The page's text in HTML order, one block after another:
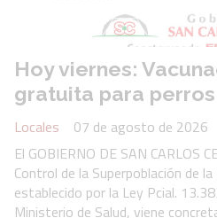
Hoy viernes:
gratuita para
Locales
07 de agosto de 2026
El GOBIERNO DE SAN CARLOS
Control de la Superpoblación de
establecido por la Ley Pcial.
Ministerio de Salud, viene